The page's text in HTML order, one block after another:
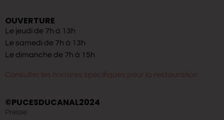
OUVERTURE
Le jeudi de 7h à 13h
Le samedi de 7h à 13h
Le dimanche de 7h à 15h
Consulter les horaires spécifiques pour la restauration
©PUCESDUCANAL2024
Presse